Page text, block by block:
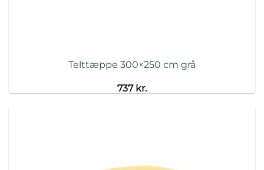
Telttæppe 300×250 cm grå
737 kr.